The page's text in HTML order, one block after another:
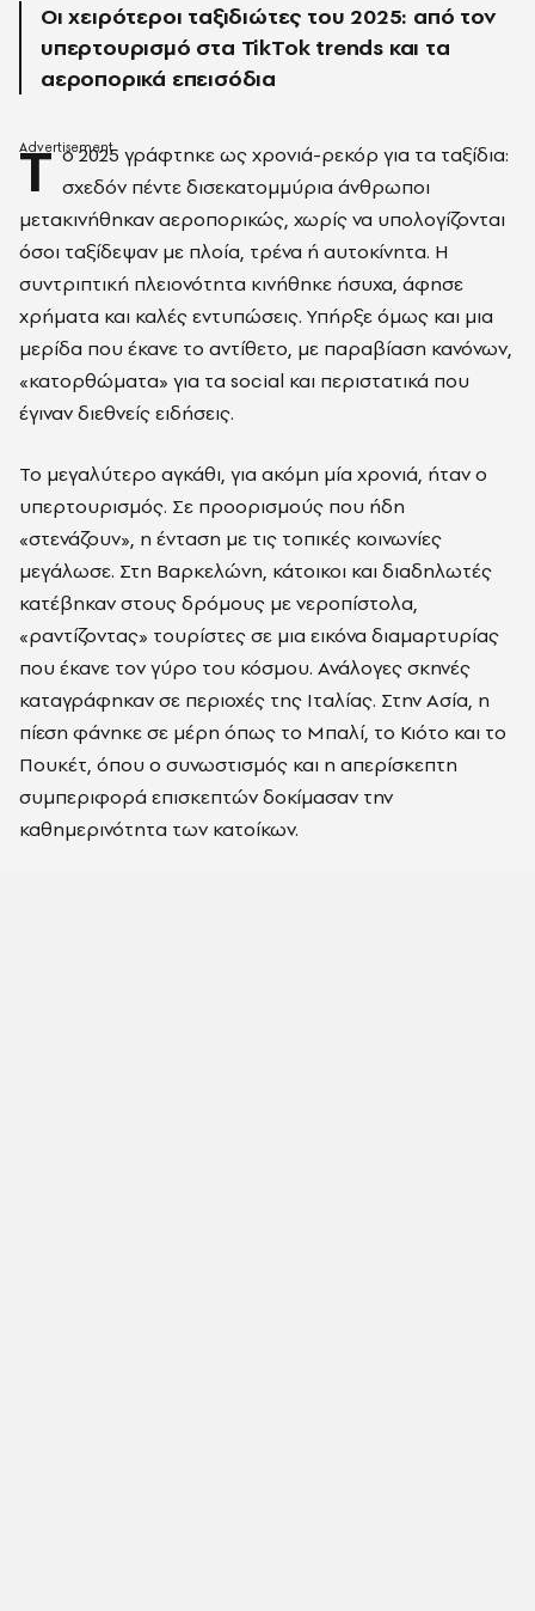
Οι χειρότεροι ταξιδιώτες του 2025: από τον
υπερτουρισμό στα TikTok trends και τα
αεροπορικά επεισόδια
Τ ο 2025 γράφτηκε ως χρονιά-ρεκόρ για τα ταξίδια:
σχεδόν πέντε δισεκατομμύρια άνθρωποι
μετακινήθηκαν αεροπορικώς, χωρίς να υπολογίζονται
όσοι ταξίδεψαν με πλοία, τρένα ή αυτοκίνητα. Η
συντριπτική πλειονότητα κινήθηκε ήσυχα, άφησε
χρήματα και καλές εντυπώσεις. Υπήρξε όμως και μια
μερίδα που έκανε το αντίθετο, με παραβίαση κανόνων,
«κατορθώματα» για τα social και περιστατικά που
έγιναν διεθνείς ειδήσεις.
Το μεγαλύτερο αγκάθι, για ακόμη μία χρονιά, ήταν ο
υπερτουρισμός. Σε προορισμούς που ήδη
«στενάζουν», η ένταση με τις τοπικές κοινωνίες
μεγάλωσε. Στη Βαρκελώνη, κάτοικοι και διαδηλωτές
κατέβηκαν στους δρόμους με νεροπίστολα,
«ραντίζοντας» τουρίστες σε μια εικόνα διαμαρτυρίας
που έκανε τον γύρο του κόσμου. Ανάλογες σκηνές
καταγράφηκαν σε περιοχές της Ιταλίας. Στην Ασία, η
πίεση φάνηκε σε μέρη όπως το Μπαλί, το Κιότο και το
Πουκέτ, όπου ο συνωστισμός και η απερίσκεπτη
συμπεριφορά επισκεπτών δοκίμασαν την
καθημερινότητα των κατοίκων.